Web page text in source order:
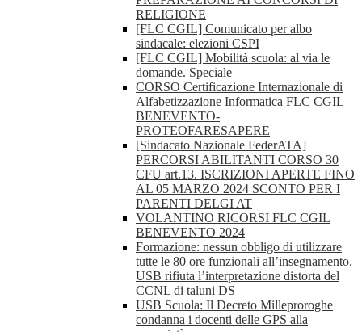
RELIGIONE
[FLC CGIL] Comunicato per albo
sindacale: elezioni CSPI
[FLC CGIL] Mobilità scuola: al via le
domande. Speciale
CORSO Certificazione Internazionale di
Alfabetizzazione Informatica FLC CGIL
BENEVENTO-
PROTEOFARESAPERE
[Sindacato Nazionale FederATA]
PERCORSI ABILITANTI CORSO 30
CFU art.13. ISCRIZIONI APERTE FINO
AL 05 MARZO 2024 SCONTO PER I
PARENTI DELGI AT
VOLANTINO RICORSI FLC CGIL
BENEVENTO 2024
Formazione: nessun obbligo di utilizzare
tutte le 80 ore funzionali all’insegnamento.
USB rifiuta l’interpretazione distorta del
CCNL di taluni DS
USB Scuola: Il Decreto Milleproroghe
condanna i docenti delle GPS alla